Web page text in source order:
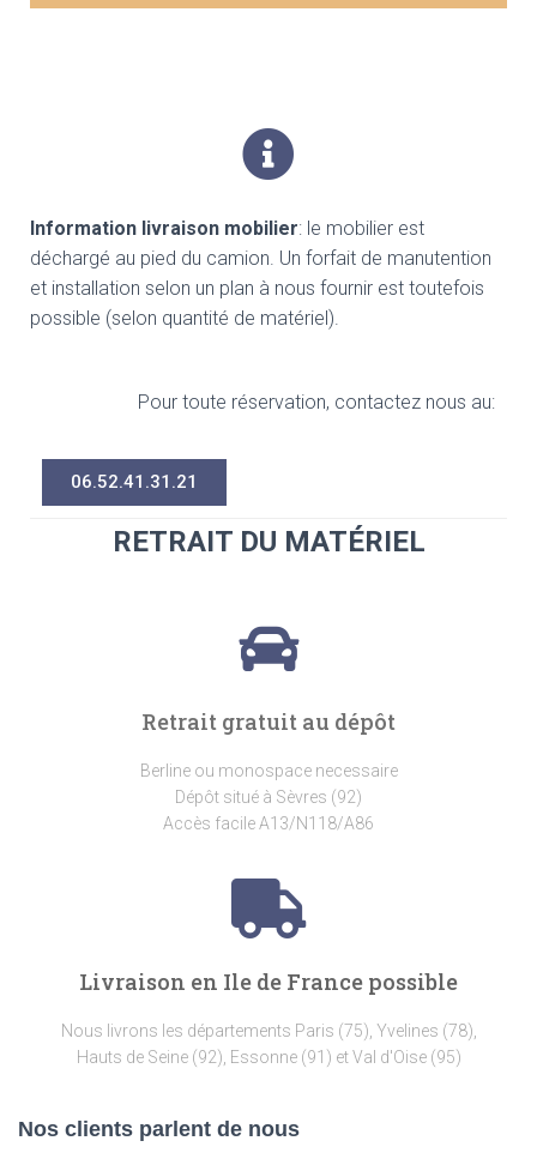
Information livraison mobilier: le mobilier est
déchargé au pied du camion. Un forfait de manutention
et installation selon un plan à nous fournir est toutefois
possible (selon quantité de matériel).
Pour toute réservation, contactez nous au:
06.52.41.31.21
RETRAIT DU MATÉRIEL
Retrait gratuit au dépôt
Berline ou monospace necessaire
Dépôt situé à Sèvres (92)
Accès facile A13/N118/A86
Livraison en Ile de France possible
Nous livrons les départements Paris (75), Yvelines (78),
Hauts de Seine (92), Essonne (91) et Val d'Oise (95)
Nos clients parlent de nous